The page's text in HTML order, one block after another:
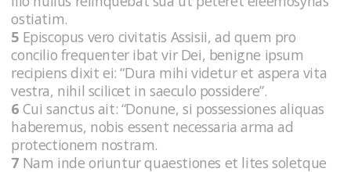
ostiatim.
5 Episcopus vero civitatis Assisii, ad quem pro
concilio frequenter ibat vir Dei, benigne ipsum
recipiens dixit ei: “Dura mihi videtur et aspera vita
vestra, nihil scilicet in saeculo possidere”.
6 Cui sanctus ait: “Donune, si possessiones aliquas
haberemus, nobis essent necessaria arma ad
protectionem nostram.
7 Nam inde oriuntur quaestiones et lites soletque